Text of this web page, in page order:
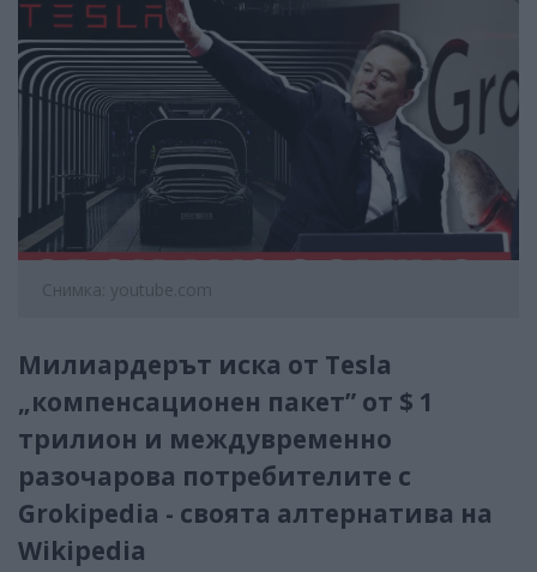
Снимка: youtube.com
Милиардерът иска от Tesla
„компенсационен пакет” от $ 1
трилион и междувременно
разочарова потребителите с
Grokipedia - своята алтернатива на
Wikipedia